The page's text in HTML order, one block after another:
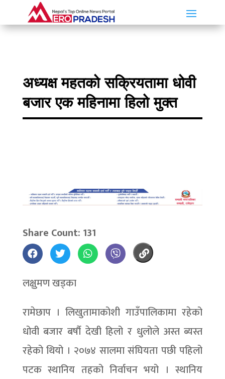
अध्यक्ष महतको सक्रियतामा धोवी
बजार एक महिनामा हिलो मुक्त
Share Count: 131
लक्षुमण खड्का
रामेछाप । लिखुतामाकोशी गाउँपालिकामा रहेको
धोवी बजार बर्षौ देखी हिलो र धुलोले अस्त ब्यस्त
रहेको थियो । २०७४ सालमा संघियता पछी पहिलो
पटक स्थानिय तहको निर्वाचन भयो । स्थानिय